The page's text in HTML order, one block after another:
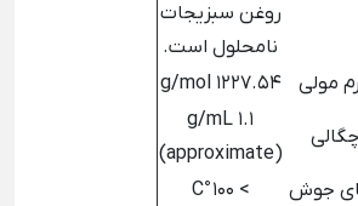
روغن سبزیجات
نامحلول است.
مولی
1227.54 g/mol
چگالی
1.1 g/mL
(approximate)
جوش
> 100 °C